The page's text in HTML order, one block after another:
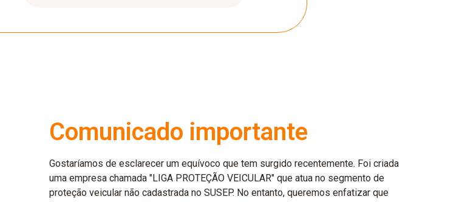
Comunicado importante
Gostaríamos de esclarecer um equívoco que tem surgido recentemente. Foi criada
uma empresa chamada "LIGA PROTEÇÃO VEICULAR" que atua no segmento de
proteção veicular não cadastrada no SUSEP. No entanto, queremos enfatizar que